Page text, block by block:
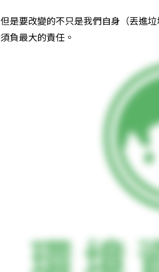
但是要改變的不只是我們自身（丟進
須負最大的責任。